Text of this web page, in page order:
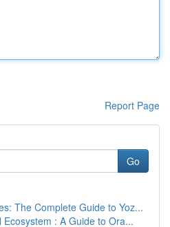
Report Page
Go
The Complete Guide to Yoz...
Ecosystem : A Guide to Ora...